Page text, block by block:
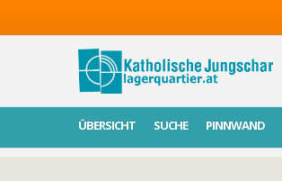
ÜBERSICHT SUCHE PINNWAND